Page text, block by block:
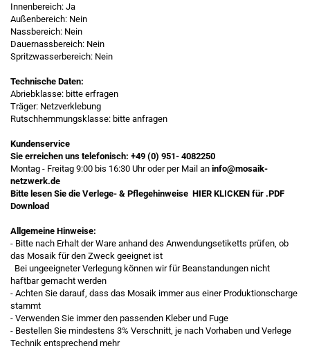
Innenbereich: Ja
Außenbereich: Nein
Nassbereich: Nein
Dauernassbereich: Nein
Spritzwasserbereich: Nein
Technische Daten:
Abriebklasse: bitte erfragen
Träger: Netzverklebung
Rutschhemmungsklasse: bitte anfragen
Kundenservice
Sie erreichen uns telefonisch: +49 (0) 951- 4082250
Montag - Freitag 9:00 bis 16:30 Uhr oder per Mail an info@mosaik-
netzwerk.de
Bitte lesen Sie die Verlege- & Pflegehinweise HIER KLICKEN für .PDF
Download
Allgemeine Hinweise:
- Bitte nach Erhalt der Ware anhand des Anwendungsetiketts prüfen, ob
das Mosaik für den Zweck geeignet ist
Bei ungeeigneter Verlegung können wir für Beanstandungen nicht
haftbar gemacht werden
- Achten Sie darauf, dass das Mosaik immer aus einer Produktionscharge
stammt
- Verwenden Sie immer den passenden Kleber und Fuge
- Bestellen Sie mindestens 3% Verschnitt, je nach Vorhaben und Verlege
Technik entsprechend mehr